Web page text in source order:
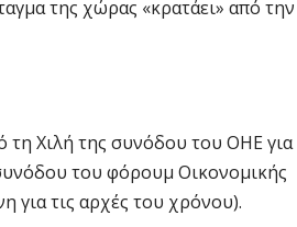
της χώρας «κρατάει» από την
τη Χιλή της συνόδου του ΟΗΕ για
του φόρουμ Οικονομικής
για τις αρχές του χρόνου).